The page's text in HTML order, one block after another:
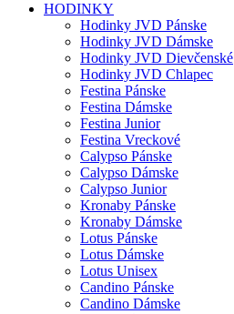
HODINKY
Hodinky JVD Pánske
Hodinky JVD Dámske
Hodinky JVD Dievčenské
Hodinky JVD Chlapec
Festina Pánske
Festina Dámske
Festina Junior
Festina Vreckové
Calypso Pánske
Calypso Dámske
Calypso Junior
Kronaby Pánske
Kronaby Dámske
Lotus Pánske
Lotus Dámske
Lotus Unisex
Candino Pánske
Candino Dámske